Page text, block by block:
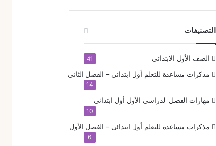
التصنيفات
الصف الأول الابتدائي 41
مذكرات مساعدة للتعلم أول ابتدائي – الفصل الثاني
14
مهارات الفصل الدراسي الأول أول ابتدائي
10
مذكرات مساعدة للتعلم أول ابتدائي – الفصل الأول
6